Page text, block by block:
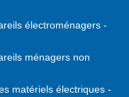
électroménagers -
ménagers non
matériels électriques -